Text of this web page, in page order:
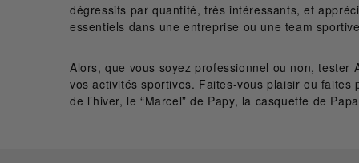
dégressifs par quantité, très intéressants, et
essentiels dans une entreprise ou une team
Alors, que vous soyez professionnel ou non, tester
vos activités sportives. Faites-vous plaisir ou
de l’hiver, le “Marcel” de Papy, la casquette de